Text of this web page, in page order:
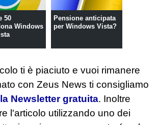
50
Windows
Pensione anticipata
per Windows Vista?
ti è piaciuto e vuoi rimanere
con Zeus News ti consigliamo
Newsletter gratuita. Inoltre
l'articolo utilizzando uno dei